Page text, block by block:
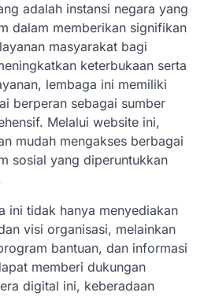
adalah instansi negara yang
dalam memberikan signifikan
masyarakat bagi
keterbukaan serta
lembaga ini memiliki
berperan sebagai sumber
Melalui website ini,
mudah mengakses berbagai
sosial yang diperuntukkan
ini tidak hanya menyediakan
visi organisasi, melainkan
bantuan, dan informasi
memberi dukungan
digital ini, keberadaan